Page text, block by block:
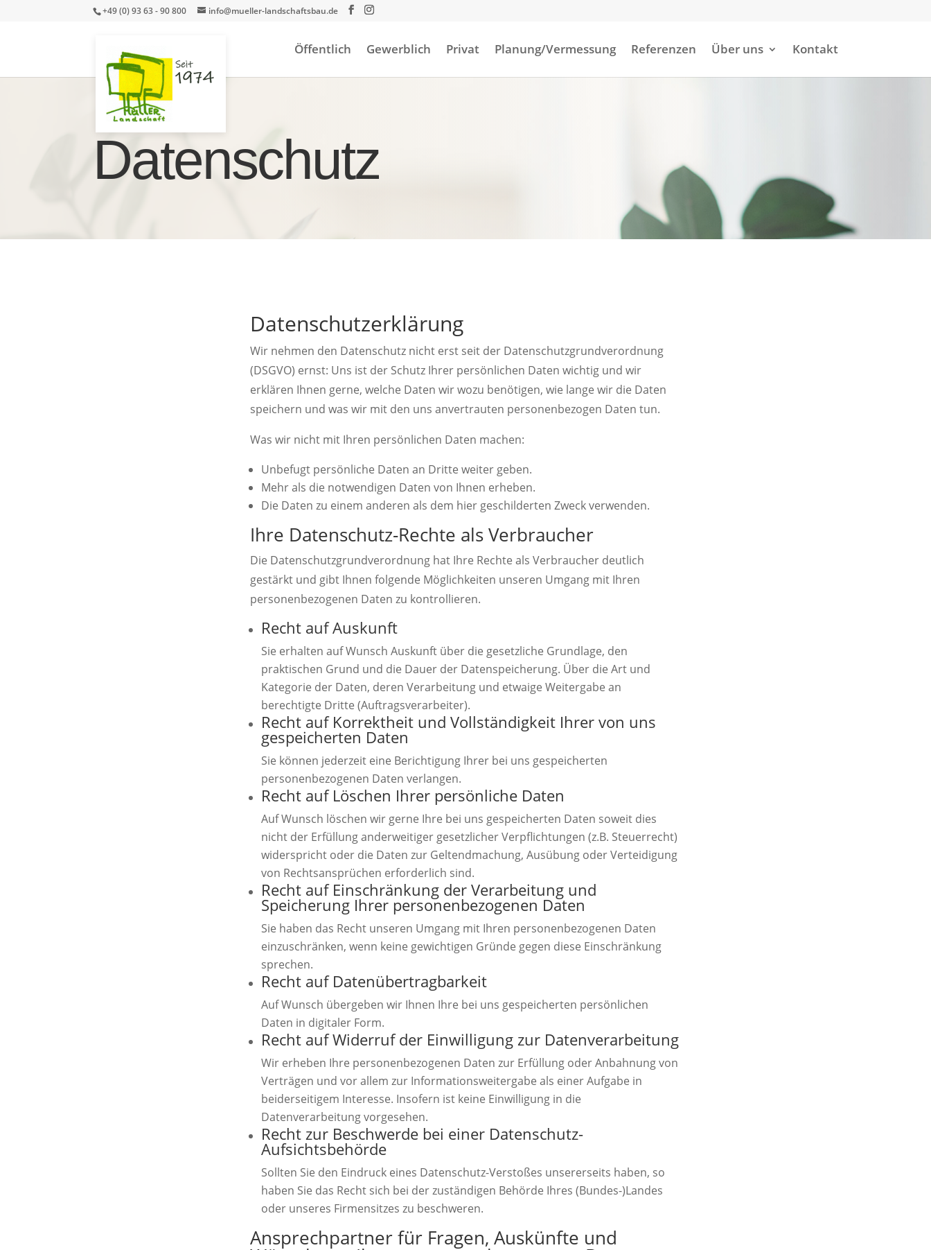
+49 (0) 93 63 - 90 800 info@mueller-landschaftsbau.de
Öffentlich Gewerblich Privat Planung/Vermessung Referenzen Über uns Kontakt
Datenschutz
Datenschutzerklärung
Wir nehmen den Datenschutz nicht erst seit der Datenschutzgrundverordnung
(DSGVO) ernst: Uns ist der Schutz Ihrer persönlichen Daten wichtig und wir
erklären Ihnen gerne, welche Daten wir wozu benötigen, wie lange wir die Daten
speichern und was wir mit den uns anvertrauten personenbezogen Daten tun.
Was wir nicht mit Ihren persönlichen Daten machen:
Unbefugt persönliche Daten an Dritte weiter geben.
Mehr als die notwendigen Daten von Ihnen erheben.
Die Daten zu einem anderen als dem hier geschilderten Zweck verwenden.
Ihre Datenschutz-Rechte als Verbraucher
Die Datenschutzgrundverordnung hat Ihre Rechte als Verbraucher deutlich
gestärkt und gibt Ihnen folgende Möglichkeiten unseren Umgang mit Ihren
personenbezogenen Daten zu kontrollieren.
Recht auf Auskunft
Sie erhalten auf Wunsch Auskunft über die gesetzliche Grundlage, den
praktischen Grund und die Dauer der Datenspeicherung. Über die Art und
Kategorie der Daten, deren Verarbeitung und etwaige Weitergabe an
berechtigte Dritte (Auftragsverarbeiter).
Recht auf Korrektheit und Vollständigkeit Ihrer von uns
gespeicherten Daten
Sie können jederzeit eine Berichtigung Ihrer bei uns gespeicherten
personenbezogenen Daten verlangen.
Recht auf Löschen Ihrer persönliche Daten
Auf Wunsch löschen wir gerne Ihre bei uns gespeicherten Daten soweit dies
nicht der Erfüllung anderweitiger gesetzlicher Verpflichtungen (z.B. Steuerrecht)
widerspricht oder die Daten zur Geltendmachung, Ausübung oder Verteidigung
von Rechtsansprüchen erforderlich sind.
Recht auf Einschränkung der Verarbeitung und
Speicherung Ihrer personenbezogenen Daten
Sie haben das Recht unseren Umgang mit Ihren personenbezogenen Daten
einzuschränken, wenn keine gewichtigen Gründe gegen diese Einschränkung
sprechen.
Recht auf Datenübertragbarkeit
Auf Wunsch übergeben wir Ihnen Ihre bei uns gespeicherten persönlichen
Daten in digitaler Form.
Recht auf Widerruf der Einwilligung zur Datenverarbeitung
Wir erheben Ihre personenbezogenen Daten zur Erfüllung oder Anbahnung von
Verträgen und vor allem zur Informationsweitergabe als einer Aufgabe in
beiderseitigem Interesse. Insofern ist keine Einwilligung in die
Datenverarbeitung vorgesehen.
Recht zur Beschwerde bei einer Datenschutz-
Aufsichtsbehörde
Sollten Sie den Eindruck eines Datenschutz-Verstoßes unsererseits haben, so
haben Sie das Recht sich bei der zuständigen Behörde Ihres (Bundes-)Landes
oder unseres Firmensitzes zu beschweren.
Ansprechpartner für Fragen, Auskünfte und